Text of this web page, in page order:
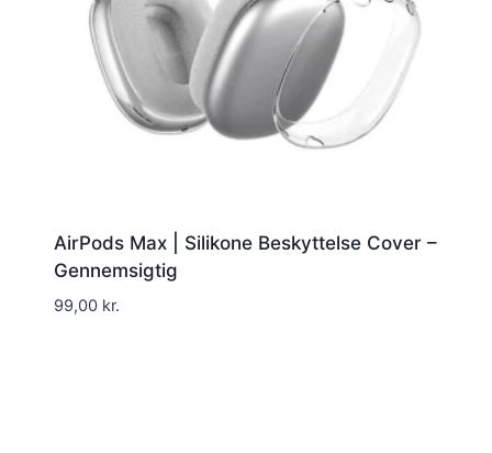
AirPods Max | Silikone Beskyttelse Cover –
Gennemsigtig
99,00 kr.